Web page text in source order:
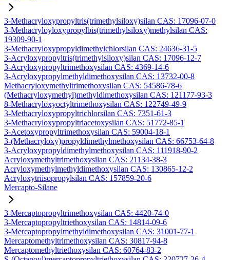
3-Methacryloxypropyltris(trimethylsiloxy)silan CAS: 17096-07-0
3-Methacryloyloxypropylbis(trimethylsiloxy)methylsilan CAS:
19309-90-1
3-Methacryloxypropyldimethylchlorsilan CAS: 24636-31-5
3-Acryloxypropyltris(trimethylsiloxy)silan CAS: 17096-12-7
3-Acryloxypropyltrimethoxysilan CAS: 4369-14-6
3-Acryloxypropylmethyldimethoxysilan CAS: 13732-00-8
Methacryloxymethyltrimethoxysilan CAS: 54586-78-6
(Methacryloxymethyl)methyldimethoxysilan CAS: 121177-93-3
8-Methacryloxyoctyltrimethoxysilan CAS: 122749-49-9
3-Methacryloxypropyltrichlorsilan CAS: 7351-61-3
3-Methacryloxypropyltriacetoxysilan CAS: 51772-85-1
3-Acetoxypropyltrimethoxysilan CAS: 59004-18-1
3-(Methacryloxy)propyldimethylmethoxysilan CAS: 66753-64-8
3-Acryloxypropyldimethylmethoxysilan CAS: 111918-90-2
Acryloxymethyltrimethoxysilan CAS: 21134-38-3
Acryloxymethylmethyldimethoxysilan CAS: 130865-12-2
Acryloxytriisopropylsilan CAS: 157859-20-6
Mercapto-Silane
3-Mercaptopropyltrimethoxysilan CAS: 4420-74-0
3-Mercaptopropyltriethoxysilan CAS: 14814-09-6
3-Mercaptopropylmethyldimethoxysilan CAS: 31001-77-1
Mercaptomethyltrimethoxysilan CAS: 30817-94-8
Mercaptomethyltriethoxysilan CAS: 60764-83-2